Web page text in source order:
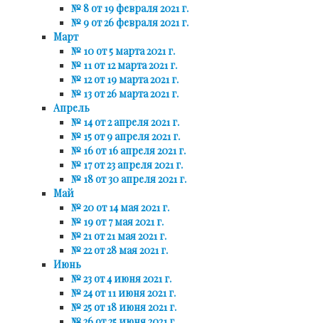
№ 8 от 19 февраля 2021 г.
№ 9 от 26 февраля 2021 г.
Март
№ 10 от 5 марта 2021 г.
№ 11 от 12 марта 2021 г.
№ 12 от 19 марта 2021 г.
№ 13 от 26 марта 2021 г.
Апрель
№ 14 от 2 апреля 2021 г.
№ 15 от 9 апреля 2021 г.
№ 16 от 16 апреля 2021 г.
№ 17 от 23 апреля 2021 г.
№ 18 от 30 апреля 2021 г.
Май
№ 20 от 14 мая 2021 г.
№ 19 от 7 мая 2021 г.
№ 21 от 21 мая 2021 г.
№ 22 от 28 мая 2021 г.
Июнь
№ 23 от 4 июня 2021 г.
№ 24 от 11 июня 2021 г.
№ 25 от 18 июня 2021 г.